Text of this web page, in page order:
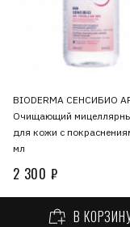
BIODERMA СЕНСИБИО
Очищающий
для кожи с
мл
2 300 ₽
В